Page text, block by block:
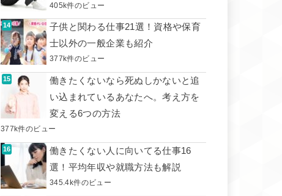
405k件のビュー
子供と関わる仕事21選！資格や保育
士以外の一般企業も紹介
377k件のビュー
働きたくないなら死ぬしかないと追
い込まれているあなたへ。考え方を
変える6つの方法
377k件のビュー
働きたくない人に向いてる仕事16
選！平均年収や就職方法も解説
345.4k件のビュー